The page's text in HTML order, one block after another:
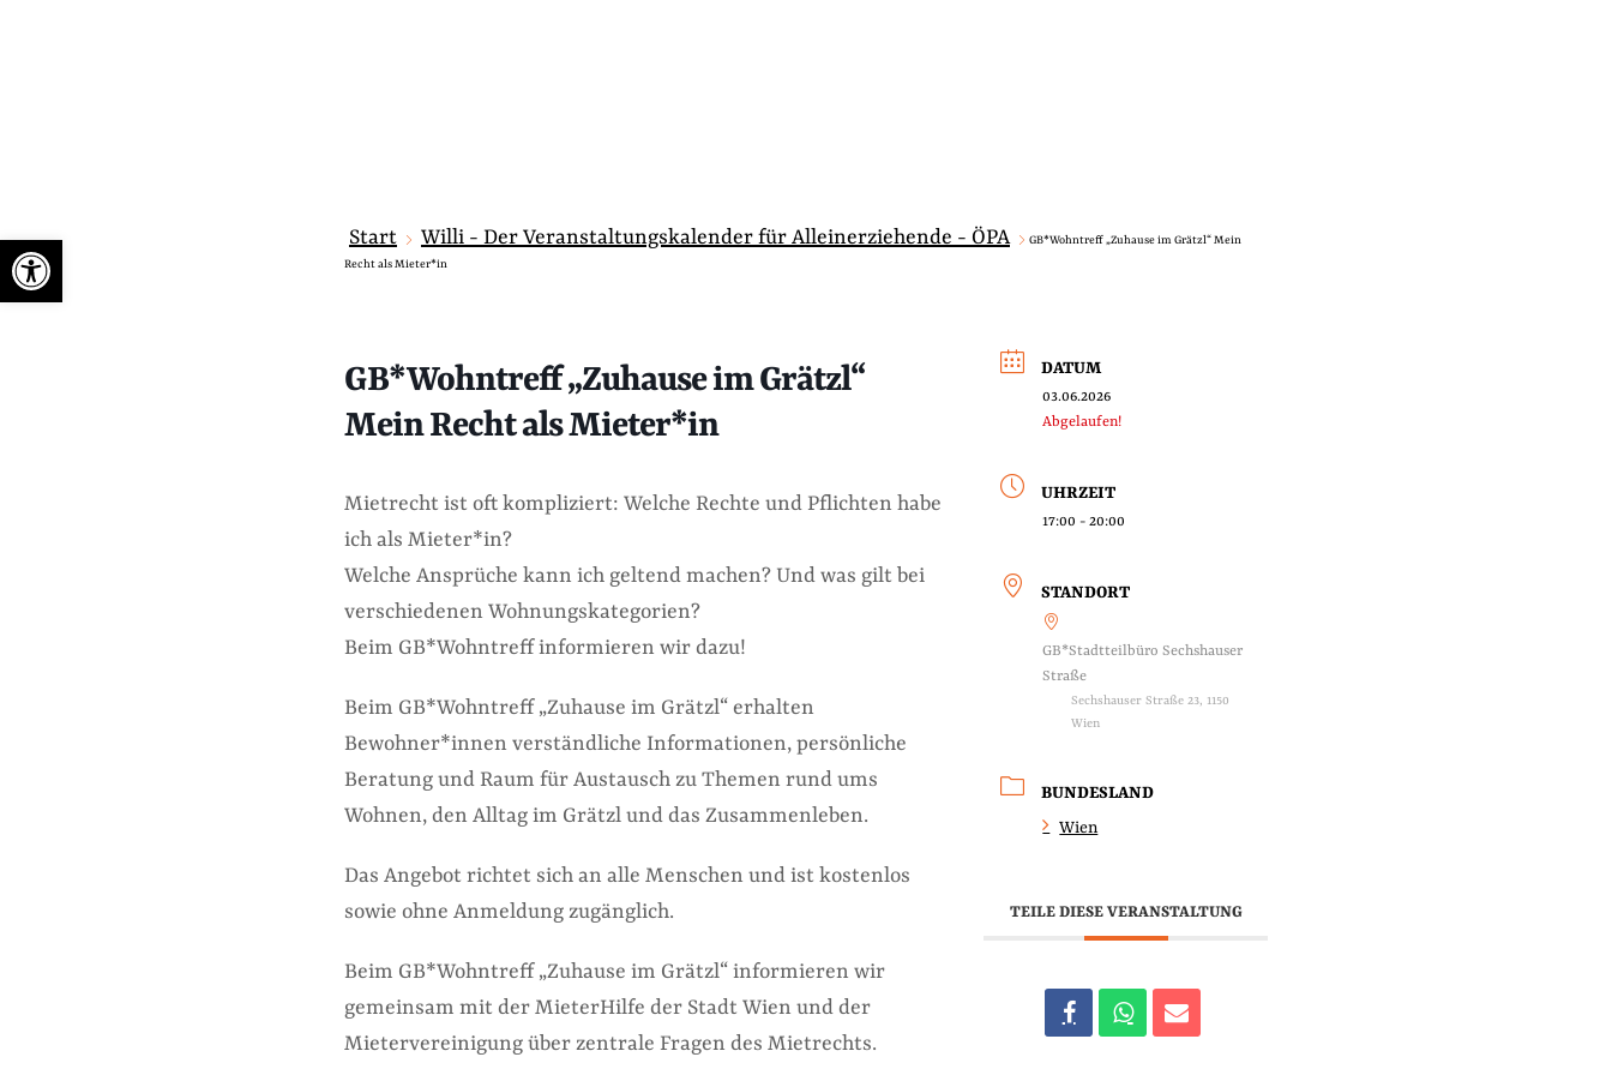
Werkzeugleiste öffnen Start Willi - Der Veranstaltungskalender für Alleinerziehende - ÖPA
GB*Wohntreff „Zuhause im Grätzl“ Mein
Recht als Mieter*in
GB*Wohntreff „Zuhause im Grätzl“
Mein Recht als Mieter*in
Mietrecht ist oft kompliziert: Welche Rechte und Pflichten habe
ich als Mieter*in?
Welche Ansprüche kann ich geltend machen? Und was gilt bei
verschiedenen Wohnungskategorien?
Beim GB*Wohntreff informieren wir dazu!
Beim GB*Wohntreff „Zuhause im Grätzl“ erhalten
Bewohner*innen verständliche Informationen, persönliche
Beratung und Raum für Austausch zu Themen rund ums
Wohnen, den Alltag im Grätzl und das Zusammenleben.
Das Angebot richtet sich an alle Menschen und ist kostenlos
sowie ohne Anmeldung zugänglich.
Beim GB*Wohntreff „Zuhause im Grätzl“ informieren wir
gemeinsam mit der MieterHilfe der Stadt Wien und der
Mietervereinigung über zentrale Fragen des Mietrechts.
DATUM
03.06.2026
Abgelaufen!
UHRZEIT
17:00 - 20:00
STANDORT
GB*Stadtteilbüro Sechshauser
Straße
Sechshauser Straße 23, 1150
Wien
BUNDESLAND
Wien
TEILE DIESE VERANSTALTUNG